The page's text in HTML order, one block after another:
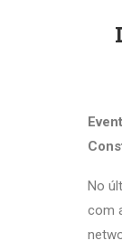
No
com